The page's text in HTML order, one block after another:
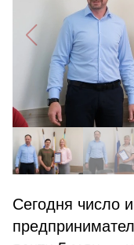
Сегодня число